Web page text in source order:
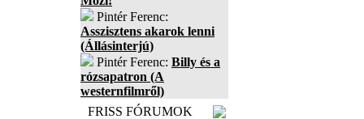
Pintér Ferenc:
Asszisztens akarok lenni
(Állásinterjú)
Pintér Ferenc: Billy és a
rózsapatron (A
westernfilmről)
FRISS FÓRUMOK